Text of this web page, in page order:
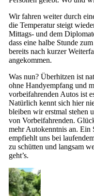
Wir fahren weiter durch
die Temperatur steigt
Mittags- und dem
dass eine halbe Stunde
bereits nach kurzer
angekommen.
Was nun? Überhitzen ist
ohne Handyempfang und
vorbeifahrenden Autos ist
Natürlich kennt sich hier
bleiben wir erstmal stehen
von Vorbeifahrenden.
mehr Autokenntnis an. Ein
empfiehlt uns bei
zu schütten und langsam
geht’s.